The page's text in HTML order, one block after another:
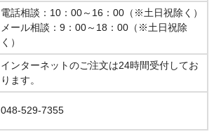
電話相談：10：00～16：00（※土日祝除く）
メール相談：9：00～18：00（※土日祝除
く）
インターネットのご注文は24時間受付してお
ります。
048-529-7355